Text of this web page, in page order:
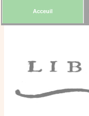
Acceuil